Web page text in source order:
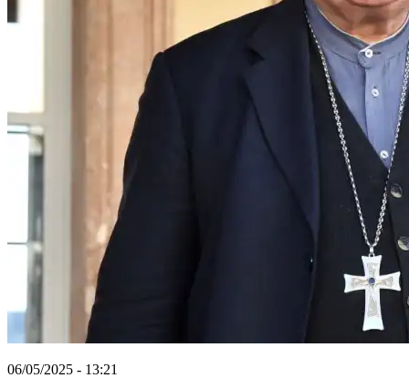
06/05/2025 - 13:21